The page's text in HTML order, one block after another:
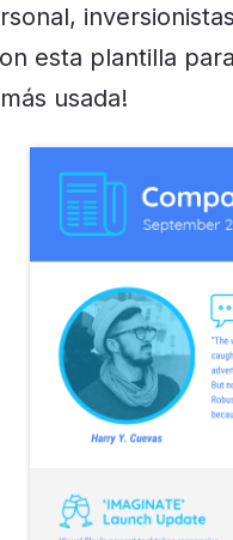
esta plantilla
usada!